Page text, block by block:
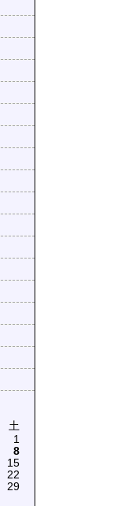
土
1
8
15
22
29